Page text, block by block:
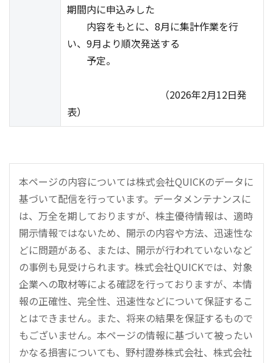
期間内に申込みした
内容をもとに、8月に集計作業を行
い、9月より順次発送する
予定。
（2026年2月12日発
表）
本ページの内容については株式会社QUICKのデータに
基づいて配信を行っています。データメンテナンスに
は、万全を期しておりますが、株主優待情報は、適時
開示情報ではないため、開示の内容や方法、迅速性な
どに問題がある、または、開示が行われていないなど
の事例も見受けられます。株式会社QUICKでは、対象
企業への取材等による確認を行っておりますが、本情
報の正確性、完全性、迅速性などについて保証するこ
とはできません。また、将来の結果を保証するもので
もございません。本ページの情報に基づいて被ったい
かなる損害についても、野村證券株式会社、株式会社